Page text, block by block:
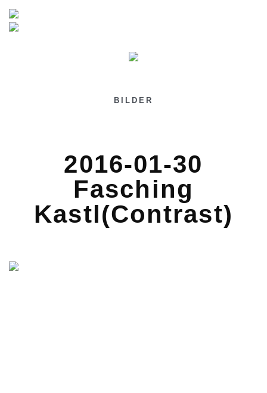
BILDER
2016-01-30
Fasching
Kastl(Contrast)